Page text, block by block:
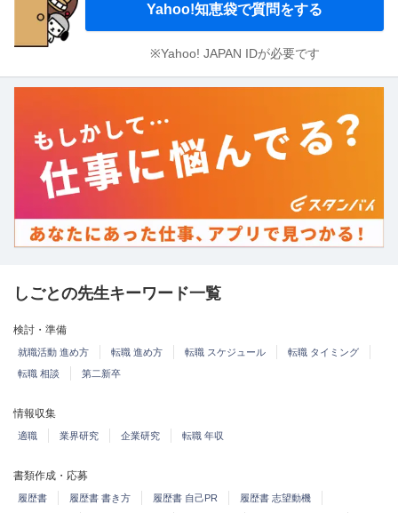
Yahoo!知恵袋で質問をする
※Yahoo! JAPAN IDが必要です
しごとの先生キーワード一覧
検討・準備
就職活動 進め方 転職 進め方 転職 スケジュール
転職 タイミング
転職 相談
第二新卒
情報収集
適職 業界研究 企業研究 転職 年収
書類作成・応募
履歴書 履歴書 書き方 履歴書 自己PR
履歴書 志望動機